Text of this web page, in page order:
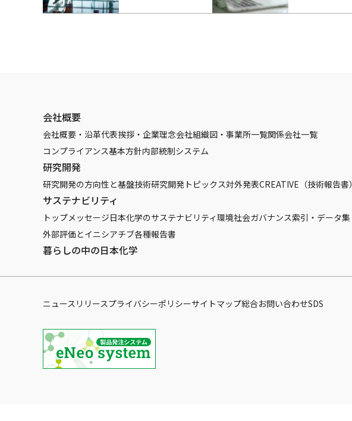
会社概要
会社概要・沿革代表挨拶・企業理念会社組織図・事業所一覧関係会社一覧
コンプライアンス基本方針内部統制システム
研究開発
研究開発の方向性と基盤技術研究開発トピックス対外発表CREATIVE（技術報告書）
サステナビリティ
トップメッセージ日本化学のサステナビリティ環境社会ガバナンス索引・データ集
外部評価とイニシアチブ各種報告書
暮らしの中の日本化学
ニュースリリースプライバシーポリシーサイトマップ総合お問い合わせSDS